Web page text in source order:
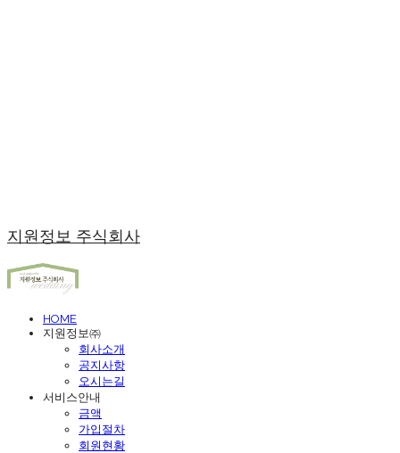
지원정보 주식회사
HOME
지원정보㈜
회사소개
공지사항
오시는길
서비스안내
금액
가입절차
회원현황